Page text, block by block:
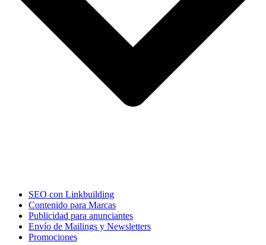
SEO con Linkbuilding
Contenido para Marcas
Publicidad para anunciantes
Envío de Mailings y Newsletters
Promociones